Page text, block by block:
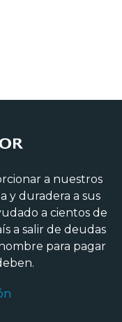
a nuestros
y duradera a sus
a cientos de
a salir de deudas
para pagar